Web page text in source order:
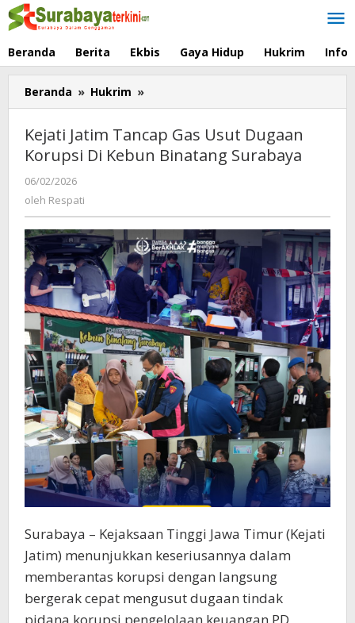
Lewati
ke
Beranda Berita Ekbis Gaya Hidup Hukrim Info
Beranda » Hukrim »
Jatim
Gas
Usut
Binatang
Surabaya
Kejati Jatim Tancap Gas Usut Dugaan
Korupsi Di Kebun Binatang Surabaya
06/02/2026
oleh Respati
Surabaya – Kejaksaan Tinggi Jawa Timur (Kejati
Jatim) menunjukkan keseriusannya dalam
memberantas korupsi dengan langsung
bergerak cepat mengusut dugaan tindak